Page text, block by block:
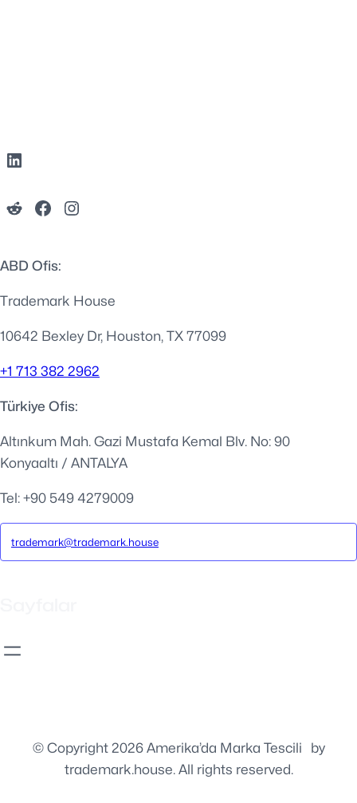
ABD Ofis:
Trademark House
10642 Bexley Dr, Houston, TX 77099
+1 713 382 2962
Türkiye Ofis:
Altınkum Mah. Gazi Mustafa Kemal Blv. No: 90
Konyaaltı / ANTALYA
Tel: +90 549 4279009
trademark@trademark.house
© Copyright 2026 Amerika’da Marka Tescili
by
trademark.house. All rights reserved.